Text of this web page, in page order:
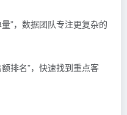
”，数据团队专注更复杂的
排名”，快速找到重点客